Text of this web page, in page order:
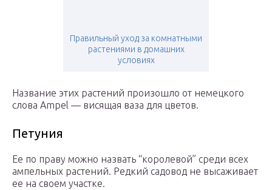
Правильный уход за комнатными
растениями в домашних
условиях
Название этих растений произошло от немецкого
слова Ampel — висящая ваза для цветов.
Петуния
Ее по праву можно назвать “королевой” среди всех
ампельных растений. Редкий садовод не высаживает
ее на своем участке.